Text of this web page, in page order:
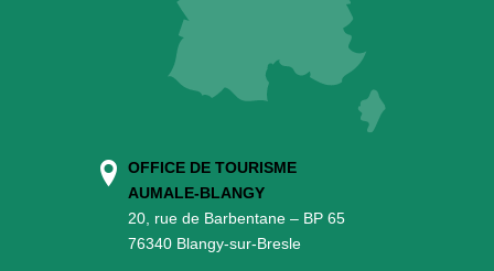
OFFICE DE TOURISME
AUMALE-BLANGY
20, rue de Barbentane – BP 65
76340 Blangy-sur-Bresle